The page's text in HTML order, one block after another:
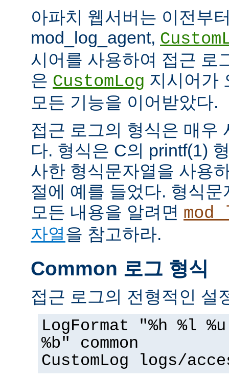
아파치 웹서버는 이전부
mod_log_agent,
시어를 사용하여 접근 로
은 CustomLog 지시어가
모든 기능을 이어받았다.
접근 로그의 형식은 매우
다. 형식은 C의 printf(1)
사한 형식문자열을 사용
절에 예를 들었다. 형식
모든 내용을 알려면
자열을 참고하라.
Common 로그 형식
접근 로그의 전형적인 설
LogFormat "%h %l
%b" common
CustomLog logs/